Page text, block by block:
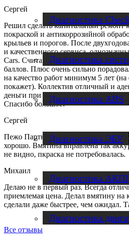
Диагностика
Диагностика
Диагностика ABS
Диагностика ЭБУ
Диагностика
Диагностика
Сергей
Решил сделать капитальный ремонт
покраской и антикоррозийной
крыльев и порогов. После
и качественного сервиса,
Cars. Считаю, что не прогадал!
баллов. Плюс очень сильно
на качество работ минимум 5 лет (на
покажет). Коллектив отличный и
деньги при низком качестве работ -
Спасибо большое!
Сергей
Пежо Партнер, вмятина на заднем
хорошо. Вмятина вправлена так
не видно, пкраска не потребовалась.
Михаил
Делаю не в первый раз. Всегда
приемлемая цена. Делал вмятину на
сделали даже быстрее, чем ожидал.
Все отзывы